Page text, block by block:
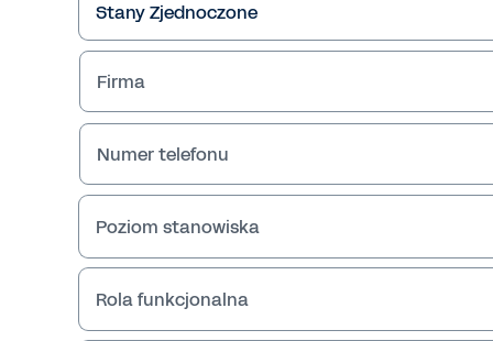
Firma
Numer telefonu
Poziom stanowiska
Rola funkcjonalna